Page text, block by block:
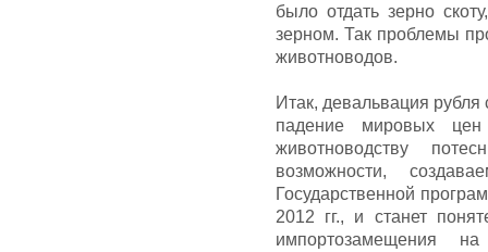
было отдать зерно
зерном. Так проблемы
животноводов.
Итак, девальвация рубля
падение мировых
животноводству
возможности,
Государственной
2012 гг., и станет
импортозамещения